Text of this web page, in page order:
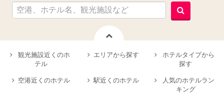
観光施設近くのホ
テル
エリアから探す
ホテルタイプから
探す
空港近くのホテル 駅近くのホテル
人気のホテルラン
キング